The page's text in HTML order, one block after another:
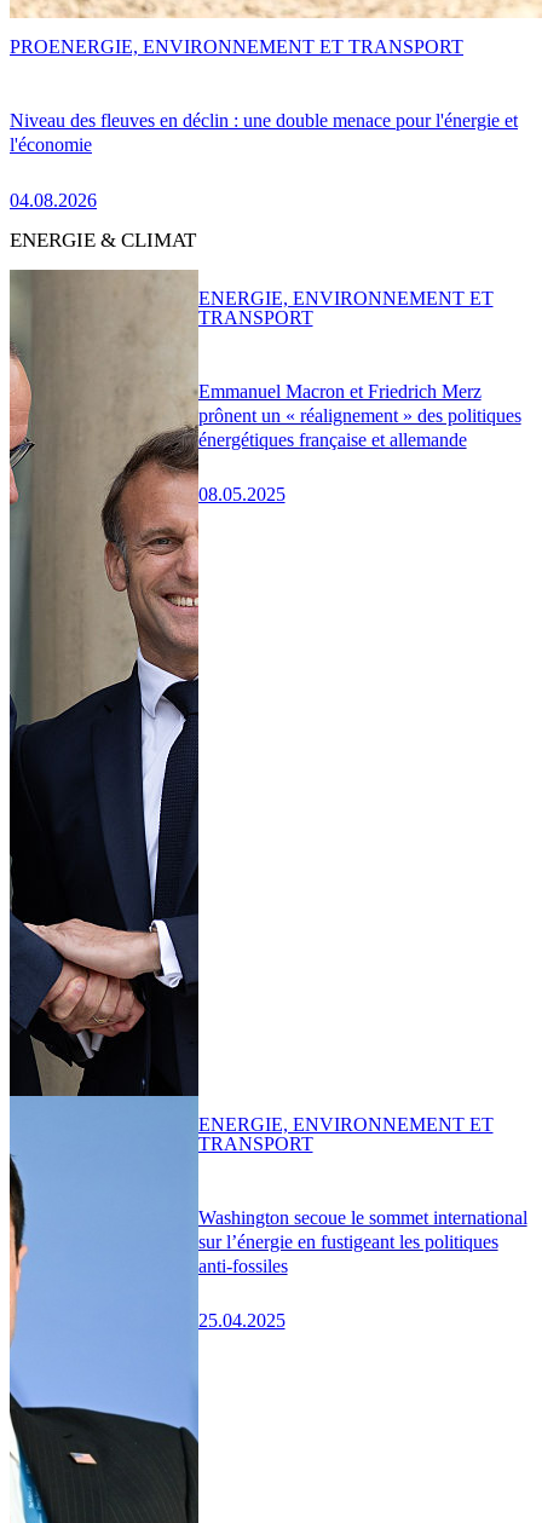
Niveau des fleuves en déclin : une double menace pour l'énergie et
l'économie
04.08.2026
PROENERGIE, ENVIRONNEMENT ET TRANSPORT
ENERGIE & CLIMAT
Emmanuel Macron et Friedrich Merz
prônent un « réalignement » des politiques
énergétiques française et allemande
08.05.2025
ENERGIE, ENVIRONNEMENT ET
TRANSPORT
Washington secoue le sommet international
sur l’énergie en fustigeant les politiques
anti-fossiles
25.04.2025
ENERGIE, ENVIRONNEMENT ET
TRANSPORT